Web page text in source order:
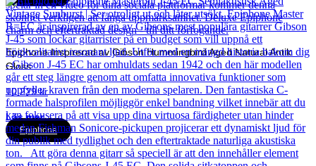
Epiphone Inspirerad av Gibson Hummingbird Aged Natural Antik
Gloss
10 229kr
Läs mer
Epiphone